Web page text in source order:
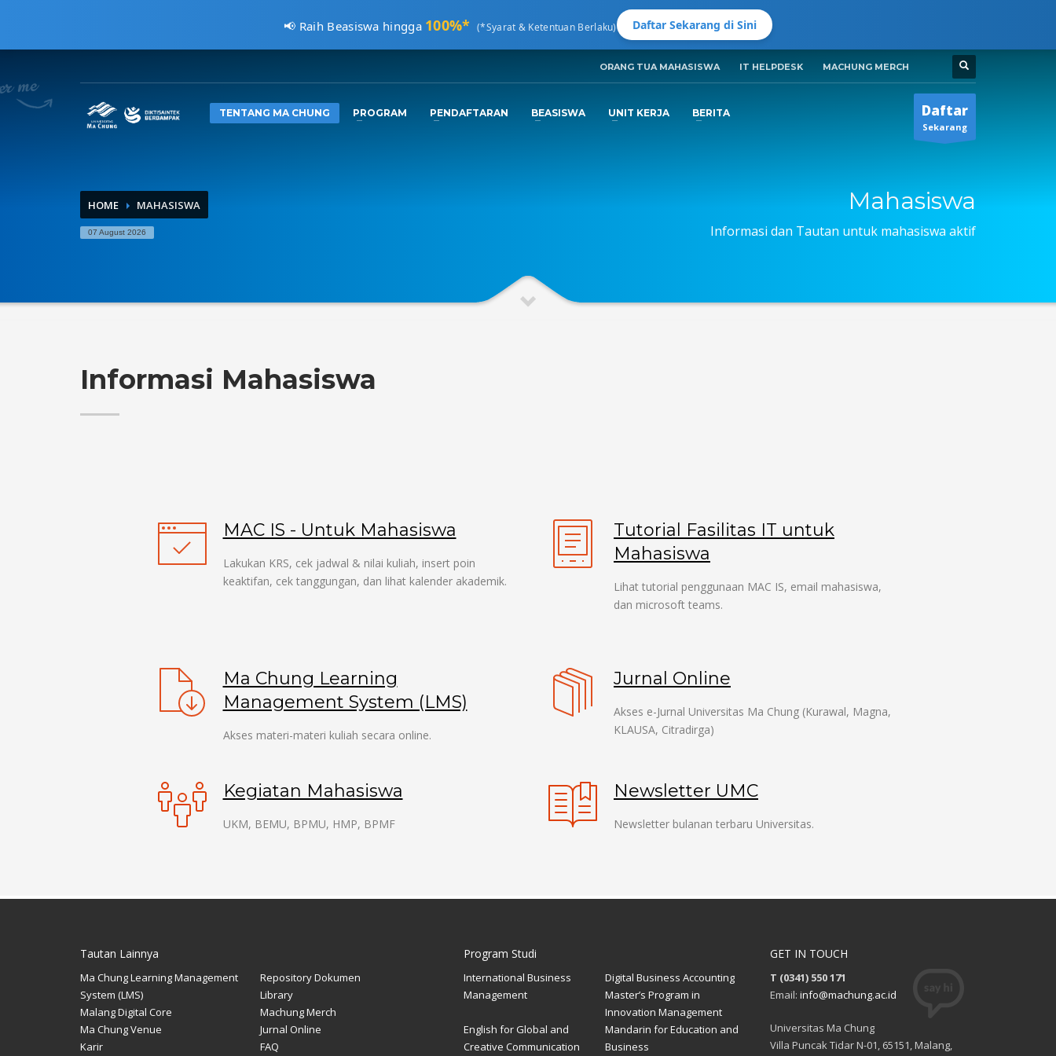
📢 Raih Beasiswa hingga 100%* (*Syarat & Ketentuan Berlaku) Daftar Sekarang di Sini
1 Kunjungi pmb.machung.ac.id. 2
Jadwal Buka ADMISI UMC
ORANG TUA MAHASISWA IT HELPDESK MACHUNG MERCH
TENTANG MA CHUNG PROGRAM PENDAFTARAN BEASISWA UNIT KERJA BERITA Daftar
Sekarang
HOME MAHASISWA
07 August 2026
Mahasiswa
Informasi dan Tautan untuk mahasiswa aktif
Informasi Mahasiswa
MAC IS - Untuk Mahasiswa
Lakukan KRS, cek jadwal & nilai kuliah, insert poin
keaktifan, cek tanggungan, dan lihat kalender akademik.
Tutorial Fasilitas IT untuk
Mahasiswa
Lihat tutorial penggunaan MAC IS, email mahasiswa,
dan microsoft teams.
Ma Chung Learning
Management System (LMS)
Akses materi-materi kuliah secara online.
Jurnal Online
Akses e-Jurnal Universitas Ma Chung (Kurawal, Magna,
KLAUSA, Citradirga)
Kegiatan Mahasiswa
UKM, BEMU, BPMU, HMP, BPMF
Newsletter UMC
Newsletter bulanan terbaru Universitas.
Tautan Lainnya
Ma Chung Learning Management
System (LMS)
Repository Dokumen
Library
Malang Digital Core
Machung Merch
Ma Chung Venue
Jurnal Online
Karir
FAQ
Program Studi
International Business
Management
Digital Business Accounting
Master’s Program in
Innovation Management
English for Global and
Creative Communication
Mandarin for Education and
Business
GET IN TOUCH
T (0341) 550 171
Email: info@machung.ac.id
Universitas Ma Chung
Villa Puncak Tidar N-01, 65151, Malang,